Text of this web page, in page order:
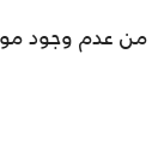
من عدم وجود